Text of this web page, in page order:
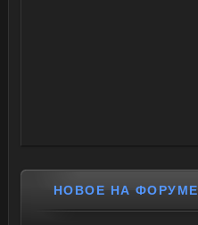
НОВОЕ НА ФОРУМЕ